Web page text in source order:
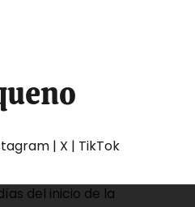
en la ruta Caracas–
entre los usuarios
ambas ciudades por
del inicio de la
| X | TikTok